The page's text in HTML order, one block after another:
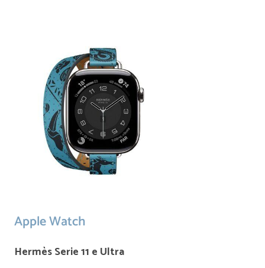
Apple Watch
Hermès Serie 11 e Ultra